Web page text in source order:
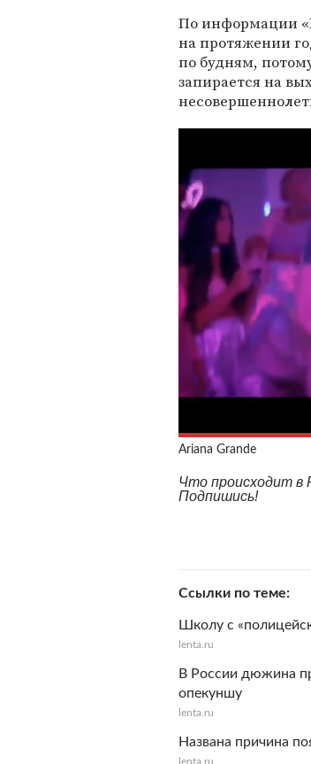
По информации
на протяжении
по будням,
запирается на
Ariana Grande
Что происходит в
Подпишись!
Ссылки по теме
Школу с
lenta.ru
В России дюжина
опекуншу
lenta.ru
Названа причина
lenta.ru